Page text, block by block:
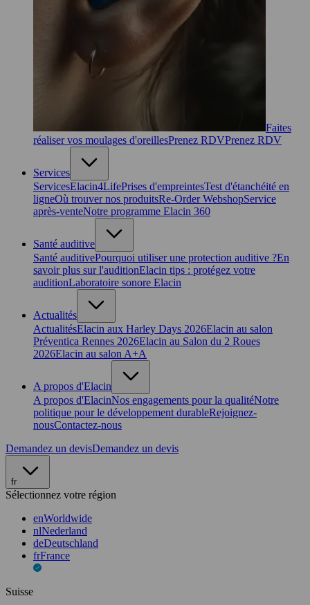
Faites
réaliser vos moulages d'oreillesPrenez RDVPrenez RDV
Services
ServicesElacin4LifePrises d'empreintesTest d'étanchéité en
ligneOù trouver nos produitsRe-Order WebshopService
après-venteNotre programme Elacin 360
Santé auditive
Santé auditivePourquoi utiliser une protection auditive ?En
savoir plus sur l'auditionElacin tips : protégez votre
auditionLaboratoire sonore Elacin
Actualités
ActualitésElacin aux Harley Days 2026Elacin au salon
Préventica Rennes 2026Elacin au Salon du 2 Roues
2026Elacin au salon A+A
A propos d'Elacin
A propos d'ElacinNos engagements pour la qualitéNotre
politique pour le développement durableRejoignez-
nousContactez-nous
Demandez un devisDemandez un devis
fr
Sélectionnez votre région
enWorldwide
nlNederland
deDeutschland
frFrance
Suisse